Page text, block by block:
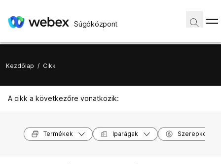
Súgóközpont
Kezdőlap / Cikk
A cikk a következőre vonatkozik:
Termékek Iparágak Szerepkörök